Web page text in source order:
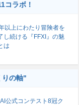
コラボ！
以上にわたり冒険者を
し続ける『FFXI』の魅
は
りの軸"
公式コンテスト8冠ク